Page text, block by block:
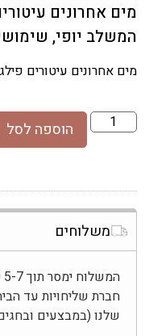
מים אחרונים
המשלב יופי,
מים אחרונים עיטורים
הוספה לסל
משלוחים
חברת שליחויות עד
שלנו (במבצעים